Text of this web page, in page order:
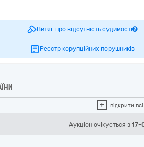
Витяг про відсутність судимості
Реєстр корупційних порушників
+ відкрити всі
Аукціон очікується з 17-